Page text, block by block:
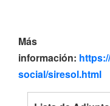
Más
información:
social/siresol.html